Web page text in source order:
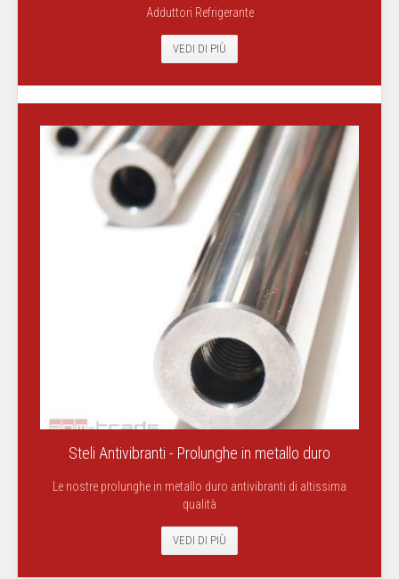
Adduttori Refrigerante
VEDI DI PIÙ
Steli Antivibranti - Prolunghe in metallo duro
Le nostre prolunghe in metallo duro antivibranti di altissima
qualità
VEDI DI PIÙ